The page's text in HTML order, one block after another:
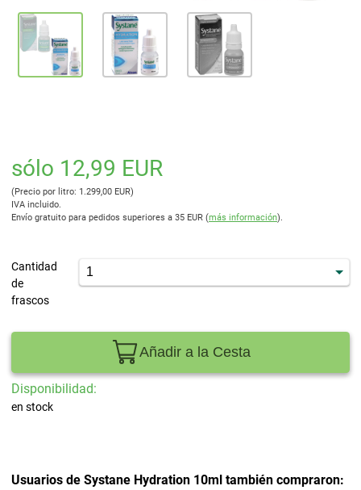
sólo 12,99 EUR
(Precio por litro: 1.299,00 EUR)
IVA incluido.
Envío gratuito para pedidos superiores a 35 EUR (más información).
Cantidad
de
frascos
Añadir a la Cesta
Disponibilidad:
en stock
Usuarios de Systane Hydration 10ml también compraron: